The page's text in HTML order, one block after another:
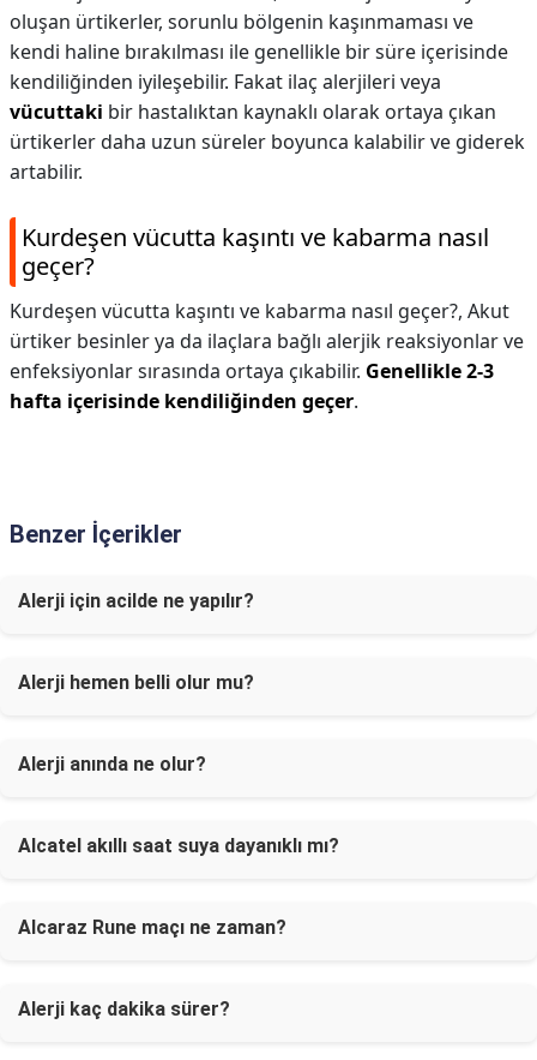
oluşan ürtikerler, sorunlu bölgenin kaşınmaması ve
kendi haline bırakılması ile genellikle bir süre içerisinde
kendiliğinden iyileşebilir. Fakat ilaç alerjileri veya
vücuttaki bir hastalıktan kaynaklı olarak ortaya çıkan
ürtikerler daha uzun süreler boyunca kalabilir ve giderek
artabilir.
Kurdeşen vücutta kaşıntı ve kabarma nasıl
geçer?
Kurdeşen vücutta kaşıntı ve kabarma nasıl geçer?, Akut
ürtiker besinler ya da ilaçlara bağlı alerjik reaksiyonlar ve
enfeksiyonlar sırasında ortaya çıkabilir. Genellikle 2-3
hafta içerisinde kendiliğinden geçer.
Benzer İçerikler
Alerji için acilde ne yapılır?
Alerji hemen belli olur mu?
Alerji anında ne olur?
Alcatel akıllı saat suya dayanıklı mı?
Alcaraz Rune maçı ne zaman?
Alerji kaç dakika sürer?